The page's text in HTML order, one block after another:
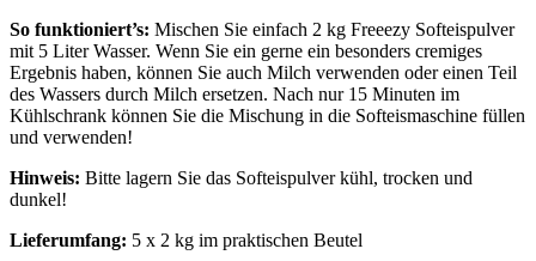
So funktioniert’s: Mischen Sie einfach 2 kg Freeezy Softeispulver
mit 5 Liter Wasser. Wenn Sie ein gerne ein besonders cremiges
Ergebnis haben, können Sie auch Milch verwenden oder einen Teil
des Wassers durch Milch ersetzen. Nach nur 15 Minuten im
Kühlschrank können Sie die Mischung in die Softeismaschine füllen
und verwenden!
Hinweis: Bitte lagern Sie das Softeispulver kühl, trocken und
dunkel!
Lieferumfang: 5 x 2 kg im praktischen Beutel